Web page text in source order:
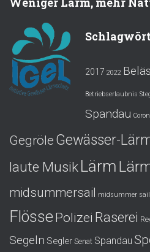
2017 2022
Betriebserlaubnis
Spandau
Gegröle Gewässer-
laute Musik Lärm
midsummersail midsummer sail
FlössePolizei Raserei
Segeln Segler Senat Spandau